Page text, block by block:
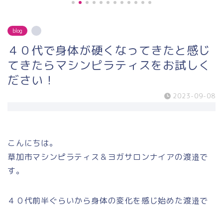
blog
４０代で身体が硬くなってきたと感じ
てきたらマシンピラティスをお試しく
ださい！
2023-09-08
こんにちは。
草加市マシンピラティス＆ヨガサロンナイアの渡邉で
す。
４０代前半ぐらいから身体の変化を感じ始めた渡邉で